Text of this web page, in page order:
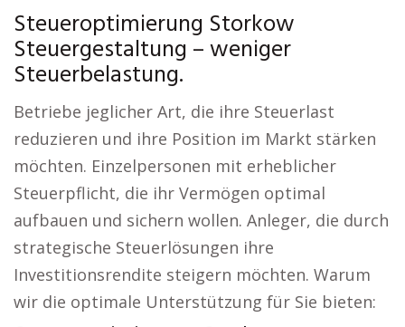
Steueroptimierung Storkow
Steuergestaltung – weniger
Steuerbelastung.
Betriebe jeglicher Art, die ihre Steuerlast
reduzieren und ihre Position im Markt stärken
möchten. Einzelpersonen mit erheblicher
Steuerpflicht, die ihr Vermögen optimal
aufbauen und sichern wollen. Anleger, die durch
strategische Steuerlösungen ihre
Investitionsrendite steigern möchten. Warum
wir die optimale Unterstützung für Sie bieten: